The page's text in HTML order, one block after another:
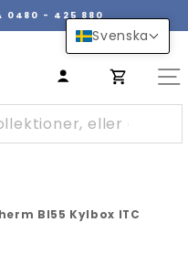
0480 - 425 880
BI55 Kylbox ITC
Svenska